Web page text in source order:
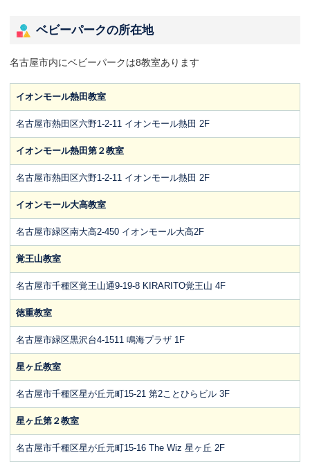
ベビーパークの所在地
名古屋市内にベビーパークは8教室あります
イオンモール熱田教室
名古屋市熱田区六野1-2-11 イオンモール熱田 2F
イオンモール熱田第２教室
名古屋市熱田区六野1-2-11 イオンモール熱田 2F
イオンモール大高教室
名古屋市緑区南大高2-450 イオンモール大高2F
覚王山教室
名古屋市千種区覚王山通9-19-8 KIRARITO覚王山 4F
徳重教室
名古屋市緑区黒沢台4-1511 鳴海プラザ 1F
星ヶ丘教室
名古屋市千種区星が丘元町15-21 第2ことひらビル 3F
星ヶ丘第２教室
名古屋市千種区星が丘元町15-16 The Wiz 星ヶ丘 2F